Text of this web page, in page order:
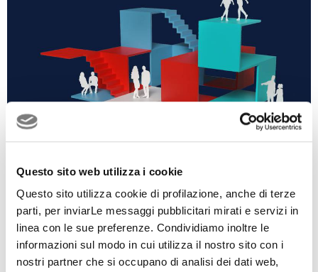
Questo sito web utilizza i cookie
Questo sito utilizza cookie di profilazione, anche di terze
parti, per inviarLe messaggi pubblicitari mirati e servizi in
linea con le sue preferenze. Condividiamo inoltre le
informazioni sul modo in cui utilizza il nostro sito con i
nostri partner che si occupano di analisi dei dati web,
Cersaie 2025